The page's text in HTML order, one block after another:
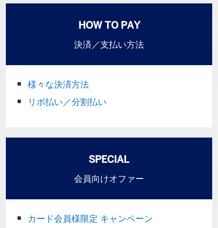
HOW TO PAY
決済／支払い方法
様々な決済方法
リボ払い／分割払い
SPECIAL
会員向けオファー
カード会員様限定 キャンペーン